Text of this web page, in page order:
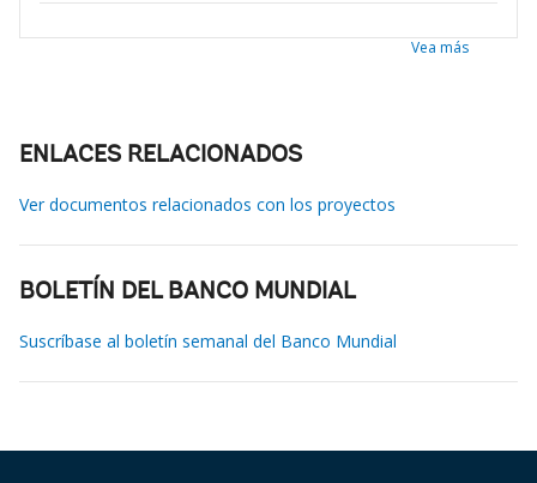
Vea más
ENLACES RELACIONADOS
Ver documentos relacionados con los proyectos
BOLETÍN DEL BANCO MUNDIAL
Suscríbase al boletín semanal del Banco Mundial